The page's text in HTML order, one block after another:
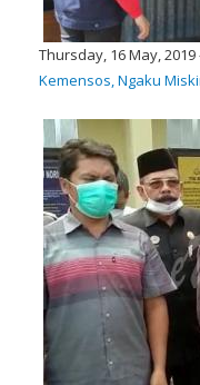
Thursday, 16 May, 2019
Kemensos, Ngaku